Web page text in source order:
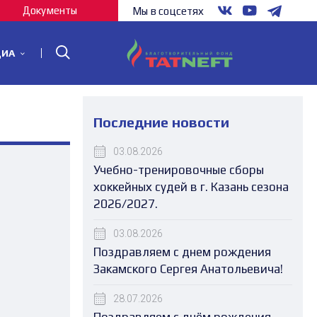
Документы Мы в соцсетях
Последние новости
03.08.2026
Учебно-тренировочные сборы
хоккейных судей в г. Казань сезона
2026/2027.
03.08.2026
Поздравляем с днем рождения
Закамского Сергея Анатольевича!
28.07.2026